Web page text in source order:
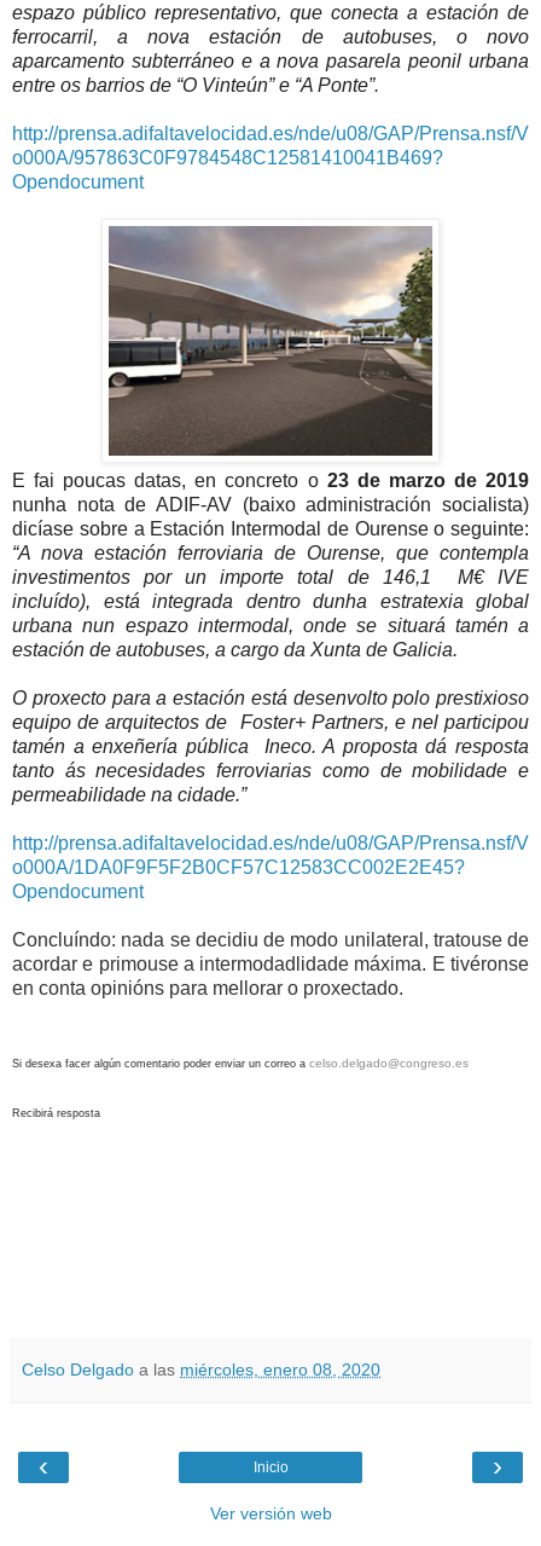
espazo público representativo, que conecta a estación de
ferrocarril, a nova estación de autobuses, o novo
aparcamento subterráneo e a nova pasarela peonil urbana
entre os barrios de “O Vinteún” e “A Ponte”.
http://prensa.adifaltavelocidad.es/nde/u08/GAP/Prensa.nsf/V
o000A/957863C0F9784548C12581410041B469?
Opendocument
E fai poucas datas, en concreto o 23 de marzo de 2019
nunha nota de ADIF-AV (baixo administración socialista)
dicíase sobre a Estación Intermodal de Ourense o seguinte:
“A nova estación ferroviaria de Ourense, que contempla
investimentos por un importe total de 146,1
M€ IVE
incluído), está integrada dentro dunha estratexia global
urbana nun espazo intermodal, onde se situará tamén a
estación de autobuses, a cargo da Xunta de Galicia.
O proxecto para a estación está desenvolto polo prestixioso
equipo de arquitectos de
Foster+ Partners, e nel participou
tamén a enxeñería pública
Ineco. A proposta dá resposta
tanto ás necesidades ferroviarias como de mobilidade e
permeabilidade na cidade.”
http://prensa.adifaltavelocidad.es/nde/u08/GAP/Prensa.nsf/V
o000A/1DA0F9F5F2B0CF57C12583CC002E2E45?
Opendocument
Concluíndo: nada se decidiu de modo unilateral, tratouse de
acordar e primouse a intermodadlidade máxima. E tivéronse
en conta opinións para mellorar o proxectado.
Si desexa facer algún comentario poder enviar un correo a celso.delgado@congreso.es
Recibirá resposta
Celso Delgado a las miércoles, enero 08, 2020
‹ ›
Inicio
Ver versión web